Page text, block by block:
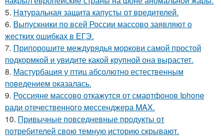
5. Haтуральная защита капусты от вредителей.
6. Выпускники по всей России массово заявляют о
жестких ошибках в ЕГЭ.
7. Припорошите междурядья моркови самой простой
подкормкой и увидите какой крупной она вырастет.
8. Мастурбация у птиц абсолютно естественным
поведением оказалась.
9. Россияне массово откажутся от смартфонов Iphone
ради отечественного мессенджера MAX.
10. Привычные повседневные продукты от
потребителей свою темную историю скрывают.